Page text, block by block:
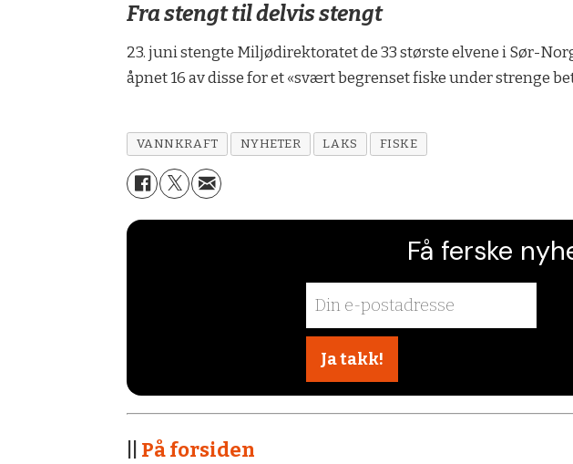
Fra stengt til delvis stengt
23. juni stengte Miljødirektoratet de 33 største elvene i Sør-
åpnet 16 av disse for et «svært begrenset fiske under strenge
VANNKRAFT NYHETER LAKS FISKE
Få ferske
På forsiden